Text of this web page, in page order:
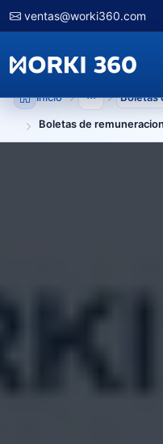
ventas@worki360.com
Inicio MostrarBoletas
Boletas de